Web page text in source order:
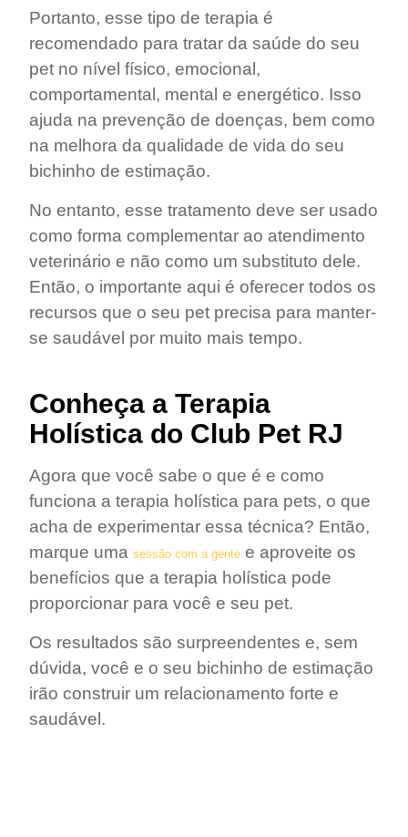
Portanto, esse tipo de terapia é
recomendado para tratar da saúde do seu
pet no nível físico, emocional,
comportamental, mental e energético. Isso
ajuda na prevenção de doenças, bem como
na melhora da qualidade de vida do seu
bichinho de estimação.
No entanto, esse tratamento deve ser usado
como forma complementar ao atendimento
veterinário e não como um substituto dele.
Então, o importante aqui é oferecer todos os
recursos que o seu pet precisa para manter-
se saudável por muito mais tempo.
Conheça a Terapia
Holística do Club Pet RJ
Agora que você sabe o que é e como
funciona a terapia holística para pets, o que
acha de experimentar essa técnica? Então,
marque uma sessão com a gente e aproveite os
benefícios que a terapia holística pode
proporcionar para você e seu pet.
Os resultados são surpreendentes e, sem
dúvida, você e o seu bichinho de estimação
irão construir um relacionamento forte e
saudável.